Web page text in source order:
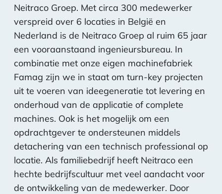
Neitraco Groep. Met circa 300 medewerker
verspreid over 6 locaties in België en
Nederland is de Neitraco Groep al ruim 65 jaar
een vooraanstaand ingenieursbureau. In
combinatie met onze eigen machinefabriek
Famag zijn we in staat om turn-key projecten
uit te voeren van ideegeneratie tot levering en
onderhoud van de applicatie of complete
machines. Ook is het mogelijk om een
opdrachtgever te ondersteunen middels
detachering van een technisch professional op
locatie. Als familiebedrijf heeft Neitraco een
hechte bedrijfscultuur met veel aandacht voor
de ontwikkeling van de medewerker. Door